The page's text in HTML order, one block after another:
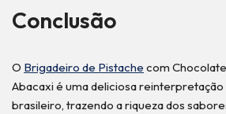
Conclusão
O Brigadeiro de Pistache com
Abacaxi é uma deliciosa
brasileiro, trazendo a riqueza dos